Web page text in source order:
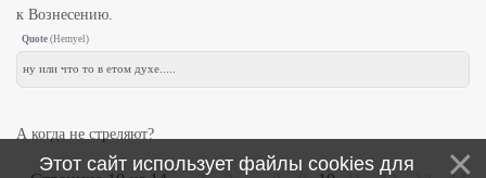
к Вознесению.
Quote (Hemyel)
ну или что то в етом духе.....
А когда не стреляют?
Этот сайт использует файлы cookies для